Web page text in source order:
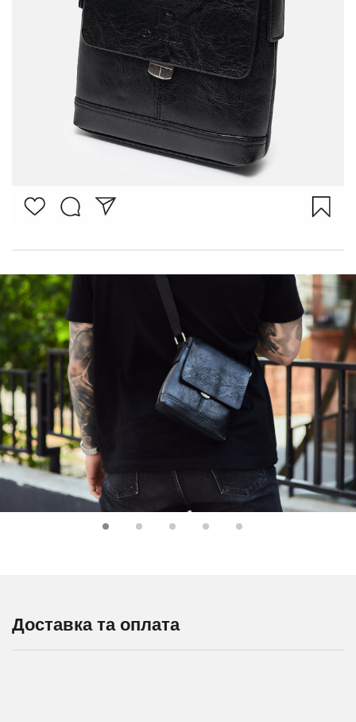
Доставка та оплата